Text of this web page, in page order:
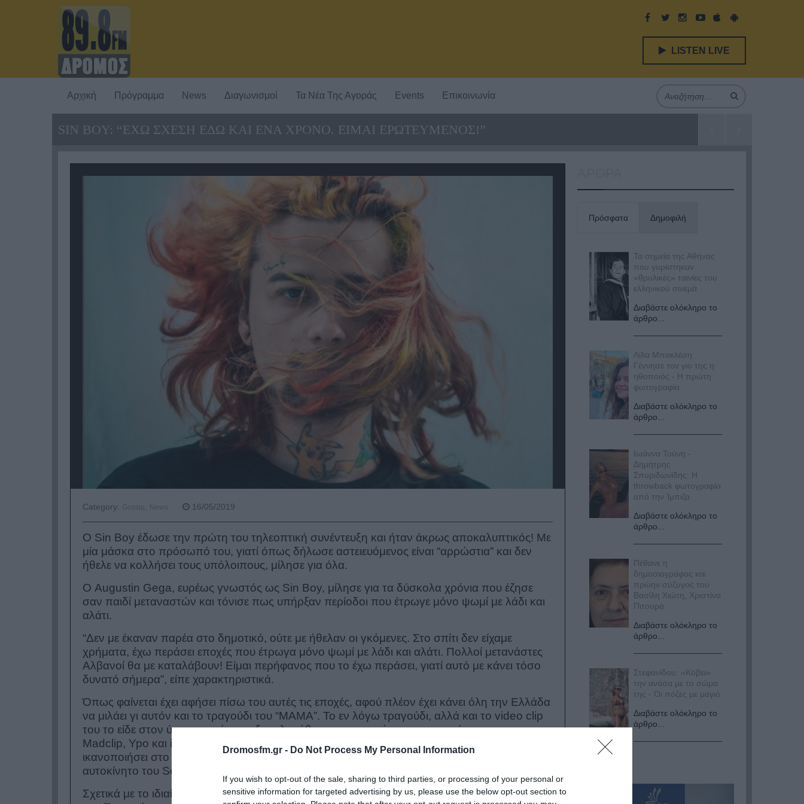
Dromosfm.gr - Do Not Process My Personal Information
If you wish to opt-out of the sale, sharing to third parties, or processing of your personal or
sensitive information for targeted advertising by us, please use the below opt-out section to
LISTEN LIVE
Αρχική Πρόγραμμα News Διαγωνισμοί Τα Νέα Της Αγοράς Events Επικοινωνία
SIN BOY: “ΕΧΩ ΣΧΕΣΗ ΕΔΏ ΚΑΙ ΈΝΑ ΧΡΟΝΟ. ΕΙΜΑΙ ΕΡΩΤΕΥΜΕΝΟΣ!”
Category: Gossip, News 16/05/2019
Ο Sin Boy έδωσε την πρώτη του τηλεοπτική συνέντευξη και ήταν άκρως αποκαλυπτικός! Με
μία μάσκα στο πρόσωπό του, γιατί όπως δήλωσε αστειευόμενος είναι “αρρώστια” και δεν
ήθελε να κολλήσει τους υπόλοιπους, μίλησε για όλα.
Ο Augustin Gega, ευρέως γνωστός ως Sin Boy, μίλησε για τα δύσκολα χρόνια που έζησε
σαν παιδί μεταναστών και τόνισε πως υπήρξαν περίοδοι που έτρωγε μόνο ψωμί με λάδι και
αλάτι.
“Δεν με έκαναν παρέα στο δημοτικό, ούτε με ήθελαν οι γκόμενες. Στο σπίτι δεν είχαμε
χρήματα, έχω περάσει εποχές που έτρωγα μόνο ψωμί με λάδι και αλάτι. Πολλοί μετανάστες
Αλβανοί θα με καταλάβουν! Είμαι περήφανος που το έχω περάσει, γιατί αυτό με κάνει τόσο
δυνατό σήμερα”, είπε χαρακτηριστικά.
Όπως φαίνεται έχει αφήσει πίσω του αυτές τις εποχές, αφού πλέον έχει κάνει όλη την Ελλάδα
να μιλάει γι αυτόν και το τραγούδι του “MAMA”. To εν λόγω τραγούδι, αλλά και το video clip
του το είδε στον ύπνο του, όπως εξομολογήθηκε, και αποφάσισε να προτείνει στους
Madclip, Ypo και illeoo να το υλοποιήσουν. Το αποτέλεσμα, από ότι φαίνεται, τον έχει
ικανοποιήσει στο έπακρο, αφού κατάφερε να χρησιμοποιήσει στο video clip του μέχρι και το
αυτοκίνητο του Schumacher!
Σχετικά με το ιδιαίτερο στυλ του, δήλωσε πως έχει να κάνει με την περιοχή που μεγάλωσε,
Πρόσφατα Δημοφιλή
Τα σημεία της Αθήνας
που γυρίστηκαν
«θρυλικές» ταινίες του
ελληνικού σινεμά
Διαβάστε ολόκληρο το
άρθρο...
Λίλα Μπακλέση:
Γέννησε τον γιο της η
ηθοποιός - Η πρώτη
φωτογραφία
Διαβάστε ολόκληρο το
άρθρο...
Ιωάννα Τούνη -
Δημήτρης
Σπυριδωνίδης: Η
throwback φωτογραφία
από την Ίμπιζα
Διαβάστε ολόκληρο το
άρθρο...
Πέθανε η
δημοσιογράφος και
πρώην σύζυγος του
Βασίλη Χιώτη, Χριστίνα
Πιτουρά
Διαβάστε ολόκληρο το
άρθρο...
Στεφανίδου: «Κόβει»
την ανάσα με το σώμα
της - Οι πόζες με μαγιό
Διαβάστε ολόκληρο το
άρθρο...